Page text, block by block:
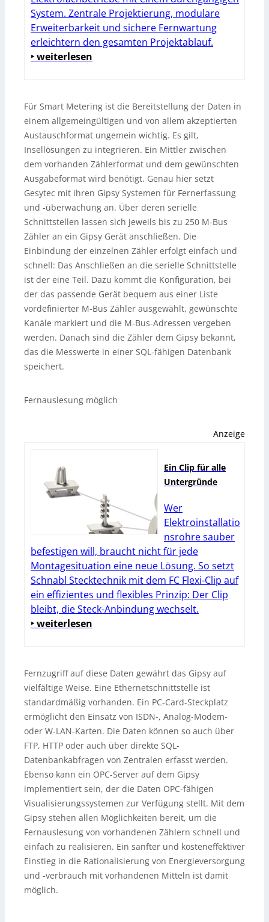
System. Zentrale Projektierung, modulare
Erweiterbarkeit und sichere Fernwartung
erleichtern den gesamten Projektablauf.
‣ weiterlesen
Für Smart Metering ist die Bereitstellung der Daten in
einem allgemeingültigen und von allem akzeptierten
Austauschformat ungemein wichtig. Es gilt,
Insellösungen zu integrieren. Ein Mittler zwischen
dem vorhanden Zählerformat und dem gewünschten
Ausgabeformat wird benötigt. Genau hier setzt
Gesytec mit ihren Gipsy Systemen für Fernerfassung
und -überwachung an. Über deren serielle
Schnittstellen lassen sich jeweils bis zu 250 M-Bus
Zähler an ein Gipsy Gerät anschließen. Die
Einbindung der einzelnen Zähler erfolgt einfach und
schnell: Das Anschließen an die serielle Schnittstelle
ist der eine Teil. Dazu kommt die Konfiguration, bei
der das passende Gerät bequem aus einer Liste
vordefinierter M-Bus Zähler ausgewählt, gewünschte
Kanäle markiert und die M-Bus-Adressen vergeben
werden. Danach sind die Zähler dem Gipsy bekannt,
das die Messwerte in einer SQL-fähigen Datenbank
speichert.
Fernauslesung möglich
Anzeige
Ein Clip für alle
Untergründe
Wer
Elektroinstallatio
nsrohre sauber
befestigen will, braucht nicht für jede
Montagesituation eine neue Lösung. So setzt
Schnabl Stecktechnik mit dem FC Flexi-Clip auf
ein effizientes und flexibles Prinzip: Der Clip
bleibt, die Steck-Anbindung wechselt.
‣ weiterlesen
Fernzugriff auf diese Daten gewährt das Gipsy auf
vielfältige Weise. Eine Ethernetschnittstelle ist
standardmäßig vorhanden. Ein PC-Card-Steckplatz
ermöglicht den Einsatz von ISDN-, Analog-Modem-
oder W-LAN-Karten. Die Daten können so auch über
FTP, HTTP oder auch über direkte SQL-
Datenbankabfragen von Zentralen erfasst werden.
Ebenso kann ein OPC-Server auf dem Gipsy
implementiert sein, der die Daten OPC-fähigen
Visualisierungssystemen zur Verfügung stellt. Mit dem
Gipsy stehen allen Möglichkeiten bereit, um die
Fernauslesung von vorhandenen Zählern schnell und
einfach zu realisieren. Ein sanfter und kosteneffektiver
Einstieg in die Rationalisierung von Energieversorgung
und -verbrauch mit vorhandenen Mitteln ist damit
möglich.